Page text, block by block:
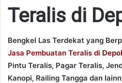
Teralis di
Bengkel Las Terdekat yang
Jasa Pembuatan Teralis di
Pintu Teralis, Pagar Teralis,
Kanopi, Railing Tangga dan